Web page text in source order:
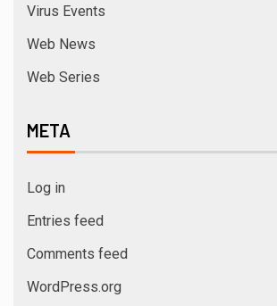
Virus Events
Web News
Web Series
META
Log in
Entries feed
Comments feed
WordPress.org